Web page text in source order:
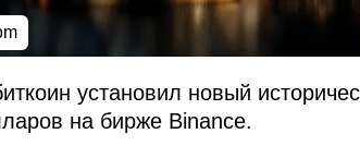
установил новый
на бирже Binance.